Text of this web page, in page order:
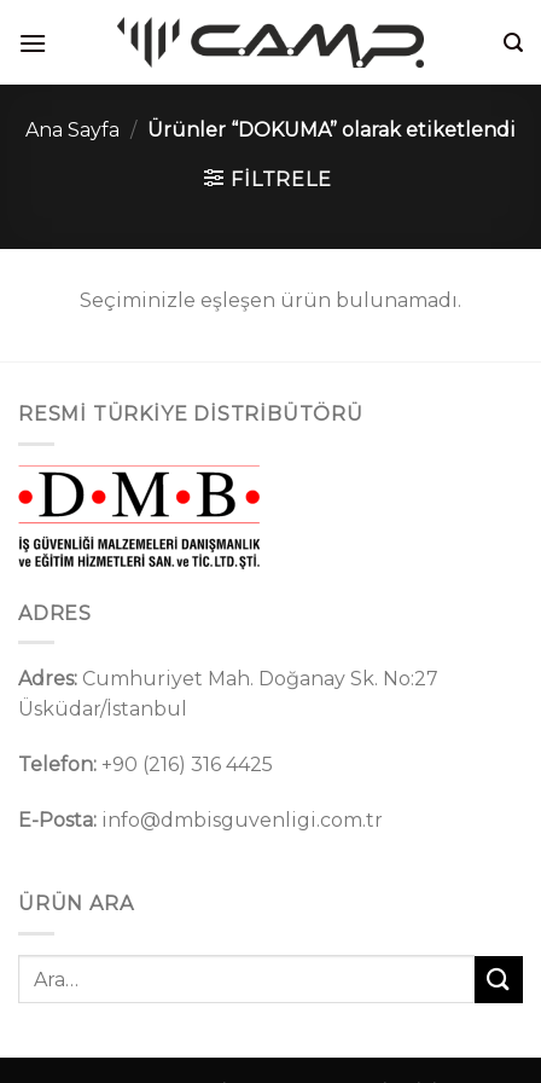
atla
Ana Sayfa / Ürünler “DOKUMA” olarak etiketlendi
FILTRELE
Seçiminizle eşleşen ürün bulunamadı.
RESMI TÜRKIYE DISTRIBÜTÖRÜ
ADRES
Adres: Cumhuriyet Mah. Doğanay Sk. No:27
Üsküdar/İstanbul
Telefon: +90 (216) 316 4425
E-Posta: info@dmbisguvenligi.com.tr
ÜRÜN ARA
Ara: